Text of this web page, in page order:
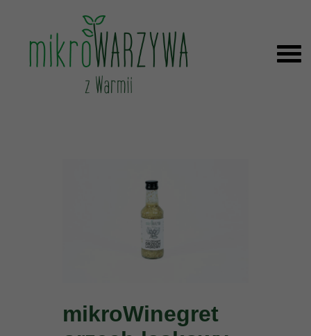
mikroWinegret